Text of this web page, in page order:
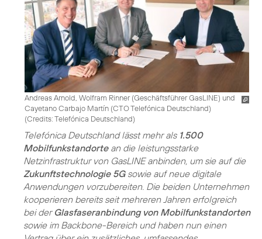
Andreas Arnold, Wolfram Rinner (Geschäftsführer GasLINE) und
Cayetano Carbajo Martín (CTO Telefónica Deutschland)
(Credits: Telefónica Deutschland)
Telefónica Deutschland lässt mehr als 1.500
Mobilfunkstandortean die leistungsstarke
Netzinfrastruktur von GasLINE anbinden, um sie auf die
Zukunftstechnologie 5Gsowie auf neue digitale
Anwendungen vorzubereiten. Die beiden Unternehmen
kooperieren bereits seit mehreren Jahren erfolgreich
bei der Glasfaseranbindung von Mobilfunkstandorten
sowie im Backbone-Bereich und haben nun einen